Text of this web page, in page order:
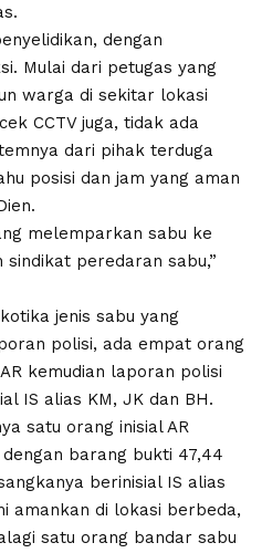
dengan
Mulai dari petugas yang
warga di sekitar lokasi
CCTV juga, tidak ada
dari pihak terduga
posisi dan jam yang aman
melemparkan sabu ke
peredaran sabu,”
jenis sabu yang
polisi, ada empat orang
kemudian laporan polisi
IS alias KM, JK dan BH.
satu orang inisial AR
barang bukti 47,44
berinisial IS alias
amankan di lokasi berbeda,
satu orang bandar sabu